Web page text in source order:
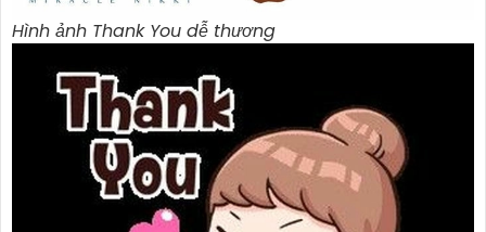
Hình ảnh Thank You dễ thương